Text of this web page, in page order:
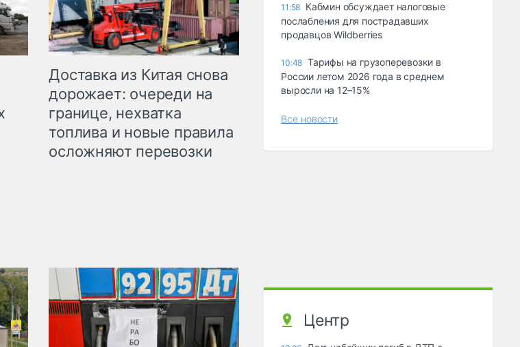
Доставка из Китая снова
дорожает: очереди на
границе, нехватка
топлива и новые правила
осложняют перевозки
11:58 Кабмин обсуждает налоговые
послабления для пострадавших
продавцов Wildberries
10:48 Тарифы на грузоперевозки в
России летом 2026 года в среднем
выросли на 12–15%
Все новости
Центр